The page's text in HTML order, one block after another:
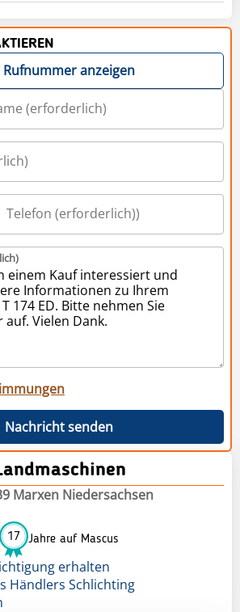
Rufnummer anzeigen
Nachricht senden
Marxen Niedersachsen
17 Jahre auf Mascus
erhalten
Händlers Schlichting